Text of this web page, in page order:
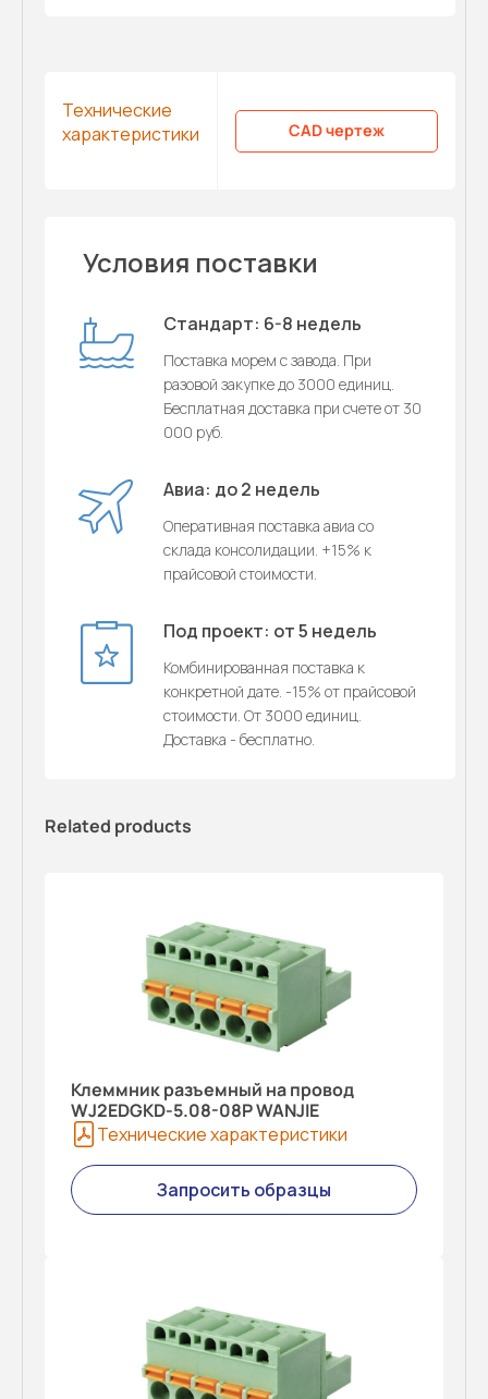
Технические
характеристики
CAD чертеж
Условия поставки
Стандарт: 6-8 недель
Поставка морем с завода. При
разовой закупке до 3000 единиц.
Бесплатная доставка при счете от 30
000 руб.
Авиа: до 2 недель
Оперативная поставка авиа со
склада консолидации. +15% к
прайсовой стоимости.
Под проект: от 5 недель
Комбинированная поставка к
конкретной дате. -15% от прайсовой
стоимости. От 3000 единиц.
Доставка - бесплатно.
Related products
Клеммник разъемный на провод
WJ2EDGKD-5.08-08P WANJIE
Технические характеристики
Запросить образцы